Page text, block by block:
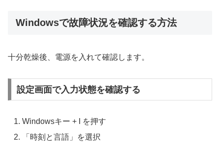
Windowsで故障状況を確認する方法
十分乾燥後、電源を入れて確認します。
設定画面で入力状態を確認する
Windowsキー + I を押す
「時刻と言語」を選択